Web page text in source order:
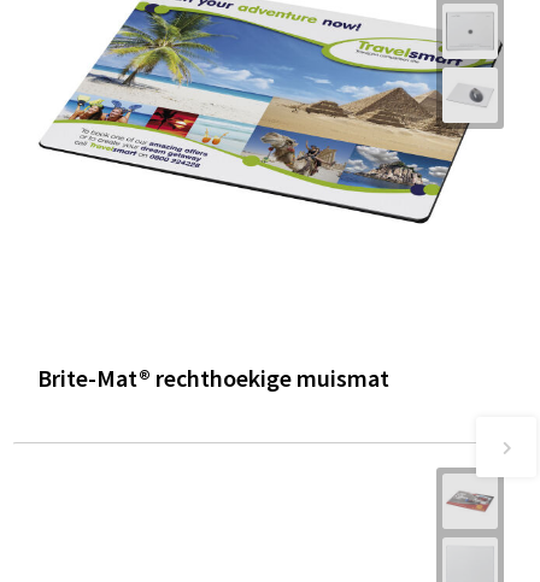
Brite-Mat® rechthoekige muismat